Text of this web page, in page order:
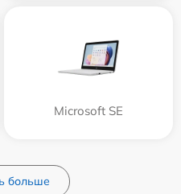
Microsoft SE
больше